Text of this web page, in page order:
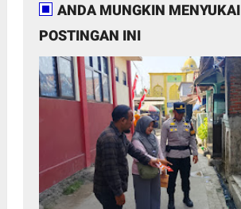
ANDA MUNGKIN MENYUKAI
POSTINGAN INI